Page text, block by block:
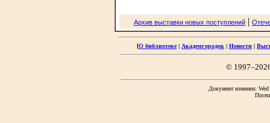
Архив выставки новых поступлений |
[О библиотеке| Академгородок | Новости |
©
Документ изменен: